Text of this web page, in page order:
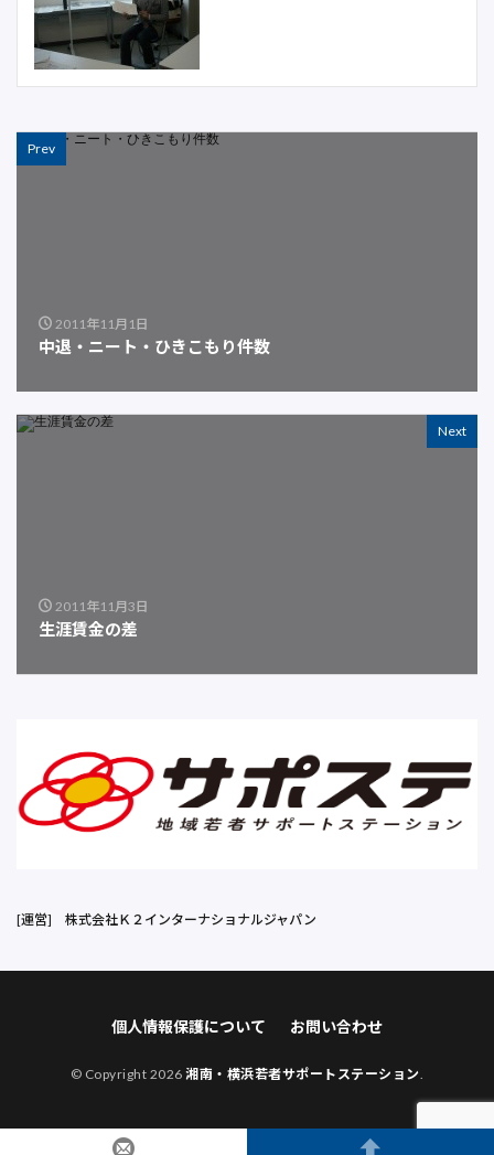
Prev
2011年11月1日
中退・ニート・ひきこもり件数
Next
2011年11月3日
生涯賃金の差
[運営] 株式会社Ｋ２インターナショナルジャパン
個人情報保護について お問い合わせ
© Copyright 2026湘南・横浜若者サポートステーション.